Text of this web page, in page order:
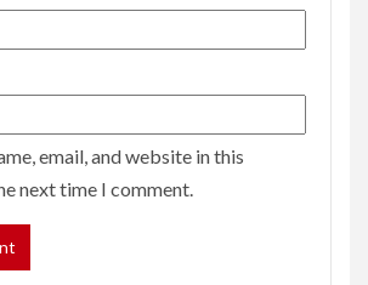
email, and website in this
next time I comment.